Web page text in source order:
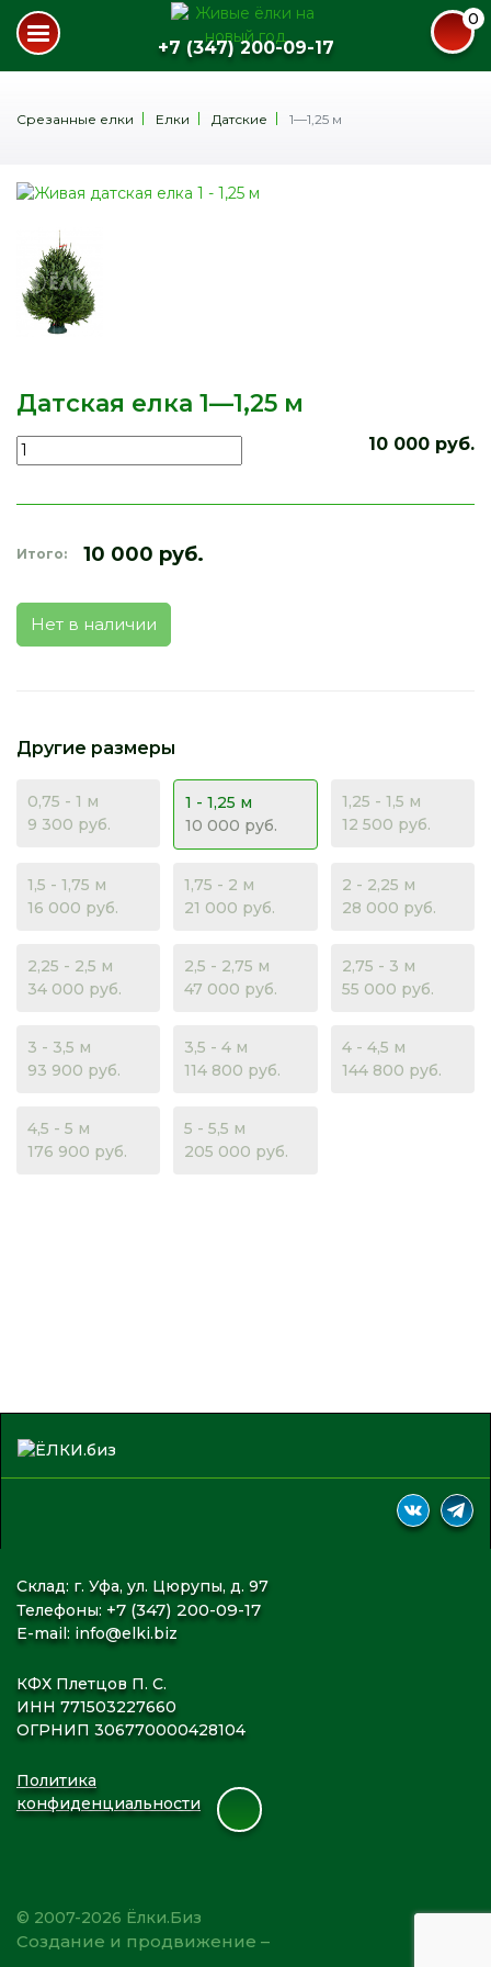
+7 (347) 200-09-17
0
Срезанные елки Елки Датские 1—1,25 м
Датская елка 1—1,25 м
10 000 руб.
Итого: 10 000 руб.
Нет в наличии
Другие размеры
0,75 - 1 м
9 300 руб.
1 - 1,25 м
10 000 руб.
1,25 - 1,5 м
12 500 руб.
1,5 - 1,75 м
16 000 руб.
1,75 - 2 м
21 000 руб.
2 - 2,25 м
28 000 руб.
2,25 - 2,5 м
34 000 руб.
2,5 - 2,75 м
47 000 руб.
2,75 - 3 м
55 000 руб.
3 - 3,5 м
93 900 руб.
3,5 - 4 м
114 800 руб.
4 - 4,5 м
144 800 руб.
4,5 - 5 м
176 900 руб.
5 - 5,5 м
205 000 руб.
Склад: г. Уфа, ул. Цюрупы, д. 97
Телефоны: +7 (347) 200-09-17
E-mail: info@elki.biz
КФХ Плетцов П. С.
ИНН 771503227660
ОГРНИП 306770000428104
Политика
конфиденциальности
© 2007-2026 Ёлки.Биз
Создание и продвижение –